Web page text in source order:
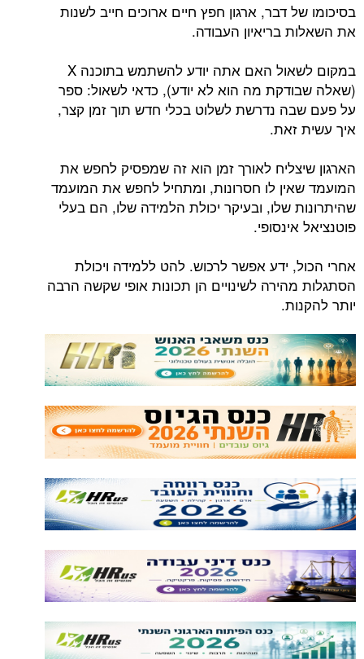
בסיכומו של דבר, ארגון חפץ חיים ארוכים חייב לשנות
את השאלות בריאיון העבודה.
במקום לשאול האם אתה יודע להשתמש בתוכנה X
(שאלה שבודקת מה הוא לא יודע), כדאי לשאול: ספר
על פעם שבה נדרשת לשלוט בכלי חדש תוך זמן קצר,
איך עשית זאת.
הארגון שיצליח לאורך זמן הוא זה שמפסיק לחפש את
המועמד שאין לו חסרונות, ומתחיל לחפש את המועמד
שהיתרונות שלו, ובעיקר יכולת הלמידה שלו, הם בעלי
פוטנציאל אינסופי.
אחרי הכול, ידע אפשר לרכוש. להט ללמידה ויכולת
הסתגלות מהירה לשינויים הן תכונות אופי שקשה הרבה
יותר להקנות.